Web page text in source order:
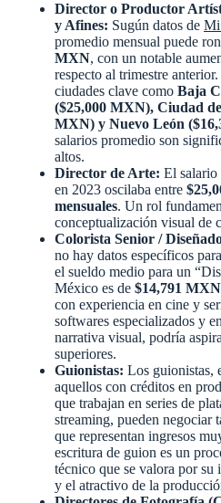
Director o Productor
y Afines: Sugún datos de Mi
promedio mensual puede
MXN, con un notable
respecto al trimestre
ciudades clave como Baja
($25,000 MXN), Ciudad
MXN) y Nuevo León
salarios promedio son
altos.
Director de Arte: El
en 2023 oscilaba entre
mensuales. Un rol
conceptualización visual de
Colorista Senior /
no hay datos específicos
el sueldo medio para un
México es de $14,791
con experiencia en cine y
softwares especializados y
narrativa visual, podría
superiores.
Guionistas: Los guionistas,
aquellos con créditos en
que trabajan en series de
streaming, pueden negociar
que representan ingresos
escritura de guion es un
técnico que se valora por su
y el atractivo de la